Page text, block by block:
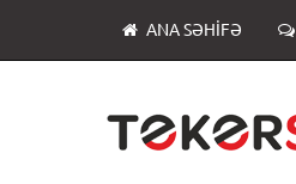
ANA SƏHIFƏ